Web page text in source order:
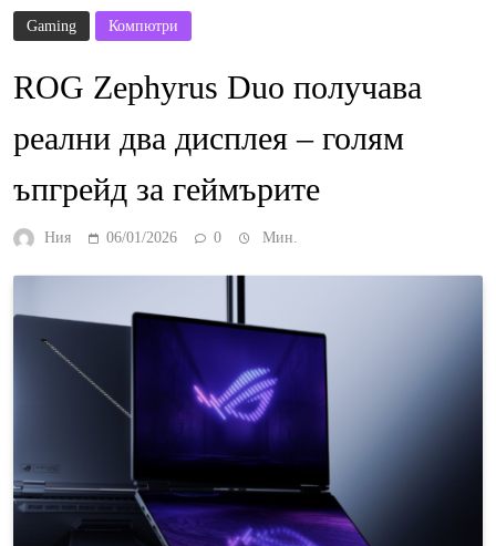
Gaming Компютри
ROG Zephyrus Duo получава
реални два дисплея – голям
ъпгрейд за геймърите
Ния 06/01/2026 0 Мин.